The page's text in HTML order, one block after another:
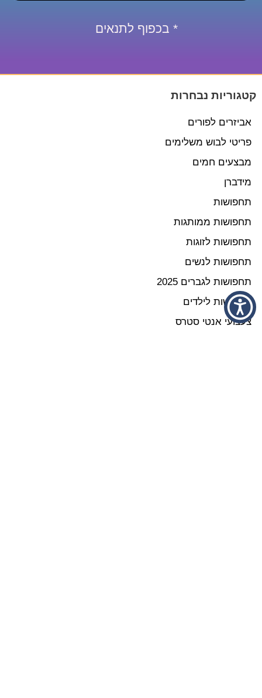
* בכפוף לתנאים
קטגוריות נבחרות
אביזרים לפורים
פריטי לבוש משלימים
מבצעים חמים
מידברן
תחפושות
תחפושות ממותגות
תחפושות לזוגות
תחפושות לנשים
תחפושות לגברים 2025
תחפושות לילדים
צעצועי אנטי סטרס